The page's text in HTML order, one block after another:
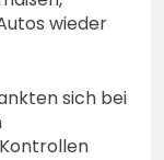
wieder
sich bei